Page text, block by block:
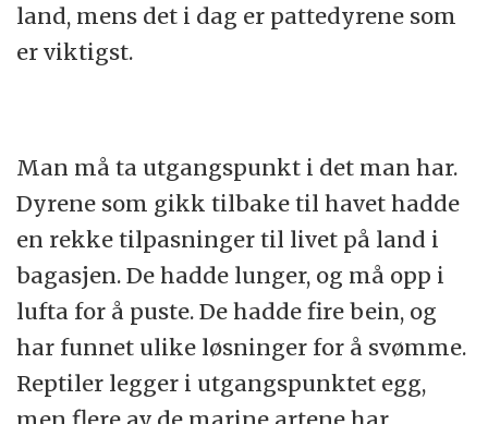
land, mens det i dag er pattedyrene som
er viktigst.
Man må ta utgangspunkt i det man har.
Dyrene som gikk tilbake til havet hadde
en rekke tilpasninger til livet på land i
bagasjen. De hadde lunger, og må opp i
lufta for å puste. De hadde fire bein, og
har funnet ulike løsninger for å svømme.
Reptiler legger i utgangspunktet egg,